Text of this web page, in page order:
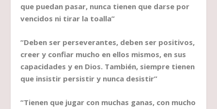
que puedan pasar, nunca tienen que darse por
vencidos ni tirar la toalla”
“Deben ser perseverantes, deben ser positivos,
creer y confiar mucho en ellos mismos, en sus
capacidades y en Dios. También, siempre tienen
que insistir persistir y nunca desistir”
“Tienen que jugar con muchas ganas, con mucho